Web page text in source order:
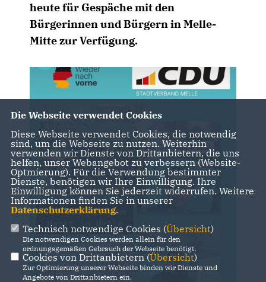
heute für Gespäche mit den
Bürgerinnen und Bürgern in Melle-
Mitte zur Verfügung.
Die Webseite verwendet Cookies
Diese Webseite verwendet Cookies, die notwendig
sind, um die Webseite zu nutzen. Weiterhin
verwenden wir Dienste von Drittanbietern, die uns
helfen, unser Webangebot zu verbessern (Website-
Optmierung). Für die Verwendung bestimmter
Dienste, benötigen wir Ihre Einwilligung. Ihre
Einwilligung können Sie jederzeit widerrufen. Weitere
Informationen finden Sie in unserer
Datenschutzerklärung.
Technisch notwendige Cookies (Übersicht)
Die notwendigen Cookies werden allein für den
ordnungsgemäßen Gebrauch der Webseite benötigt.
Cookies von Drittanbietern (Übersicht)
Zur Optimierung unserer Webseite binden wir Dienste und
Angebote von Drittanbietern ein.